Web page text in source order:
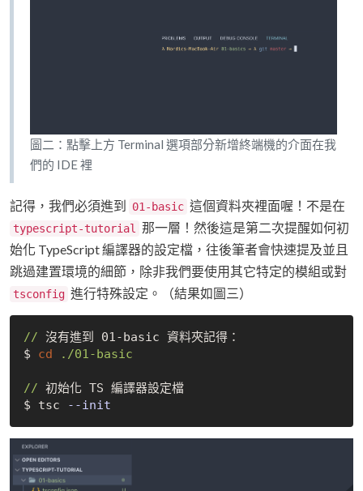
圖二：點擊上方 Terminal 選項部分新增終端機的介面在我
們的 IDE 裡
記得，我們必須進到 01-basic 這個資料夾裡面喔！不是在
typescript-tutorial
那一層！然後這是第二次提醒如何初
始化 TypeScript 編譯器的設定檔，往後筆者會快速提及並且
跳過建置環境的細節，除非我們要使用其它特定的模組或對
tsconfig 進行特殊設定。（結果如圖三）
// 沒有進到 01-basic 資料夾記得：
$ cd ./01-basic
// 初始化 TS 編譯器設定檔
$ tsc
--init